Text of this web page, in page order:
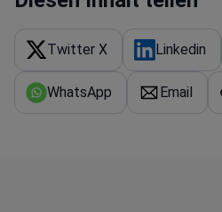
Twitter X Linkedin
WhatsApp Email